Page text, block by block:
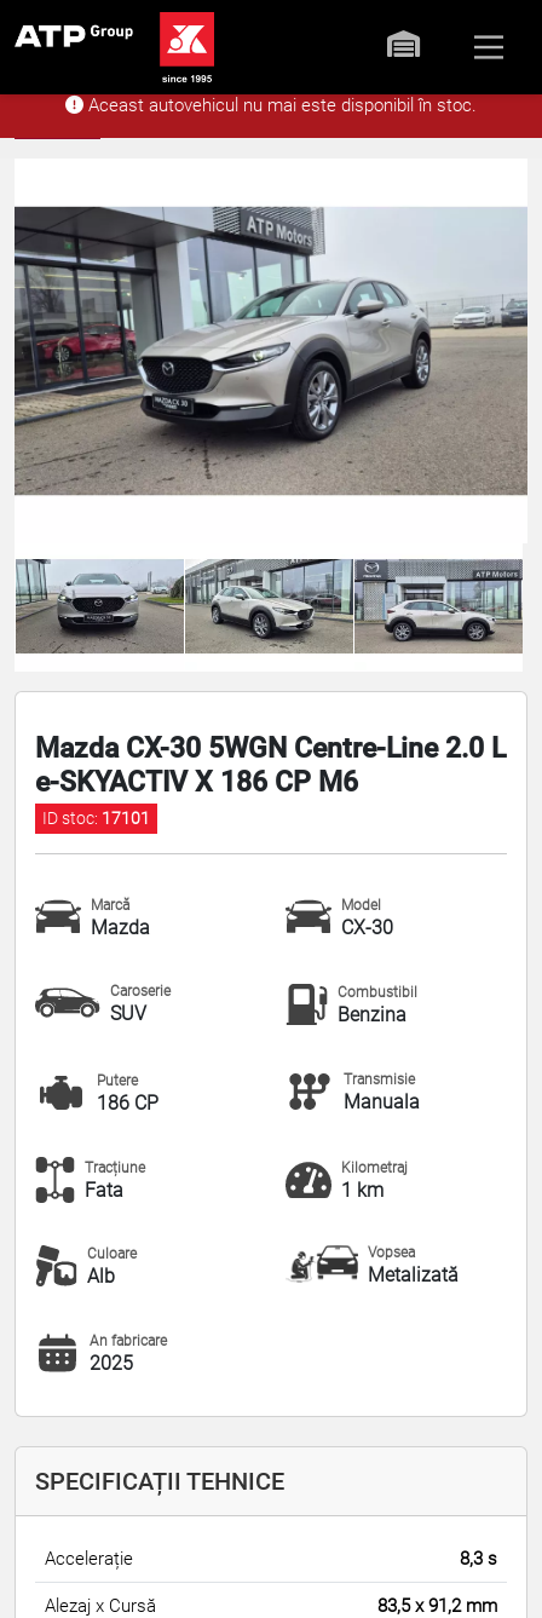
Aceast autovehicul nu mai este disponibil în stoc.
Acasă Stoc Mazda CX-30 5WGN
Mazda CX-30 5WGN Centre-Line 2.0 L
e-SKYACTIV X 186 CP M6
ID stoc: 17101
Marcă
Mazda
Model
CX-30
Caroserie
SUV
Combustibil
Benzina
Putere
186 CP
Transmisie
Manuala
Tracțiune
Fata
Kilometraj
1 km
Culoare
Alb
Vopsea
Metalizată
An fabricare
2025
SPECIFICAȚII TEHNICE
Accelerație 8,3 s
Alezaj x Cursă 83,5 x 91,2 mm